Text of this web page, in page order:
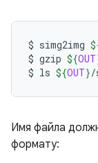
$ simg2img
$ gzip ${OUT
$ ls ${OUT}
Имя файла
формату: